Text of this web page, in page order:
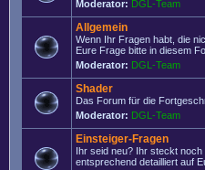
Moderator: DGL-Team
Allgemein
Wenn Ihr Fragen habt, die
Eure Frage bitte in diesem
Moderator: DGL-Team
Shader
Das Forum für die
Moderator: DGL-Team
Einsteiger-Fragen
Ihr seid neu? Ihr steckt
entsprechend detailliert auf